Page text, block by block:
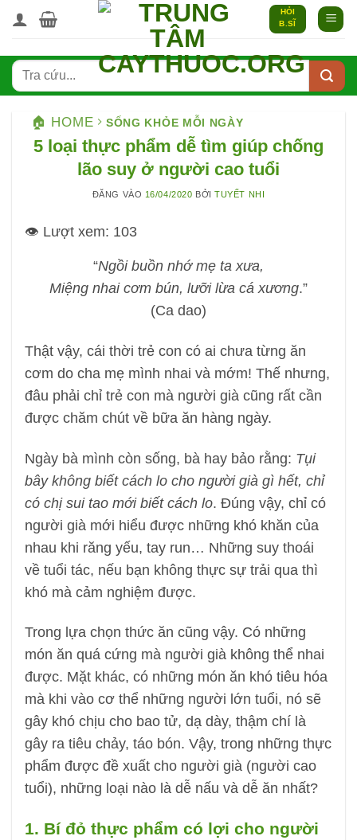
qua
dung
HỎI
B.SĨ
🏠 HOME SỐNG KHỎE MỖI NGÀY
5 loại thực phẩm dễ tìm giúp chống
lão suy ở người cao tuổi
ĐĂNG VÀO 16/04/2020 BỞITUYẾT NHI
👁️ Lượt xem: 103
“Ngồi buồn nhớ mẹ ta xưa,
Miệng nhai cơm bún, lưỡi lừa cá xương.”
(Ca dao)
Thật vậy, cái thời trẻ con có ai chưa từng ăn
cơm do cha mẹ mình nhai và mớm! Thế nhưng,
đâu phải chỉ trẻ con mà người già cũng rất cần
được chăm chút về bữa ăn hàng ngày.
Ngày bà mình còn sống, bà hay bảo rằng: Tụi
bây không biết cách lo cho người già gì hết, chỉ
có chị sui tao mới biết cách lo. Đúng vậy, chỉ có
người già mới hiểu được những khó khăn của
nhau khi răng yếu, tay run… Những suy thoái
về tuổi tác, nếu bạn không thực sự trải qua thì
khó mà cảm nghiệm được.
Trong lựa chọn thức ăn cũng vậy. Có những
món ăn quá cứng mà người già không thể nhai
được. Mặt khác, có những món ăn khó tiêu hóa
mà khi vào cơ thể những người lớn tuổi, nó sẽ
gây khó chịu cho bao tử, dạ dày, thậm chí là
gây ra tiêu chảy, táo bón. Vậy, trong những thực
phẩm được đề xuất cho người già (người cao
tuổi), những loại nào là dễ nấu và dễ ăn nhất?
1. Bí đỏ thực phẩm có lợi cho người